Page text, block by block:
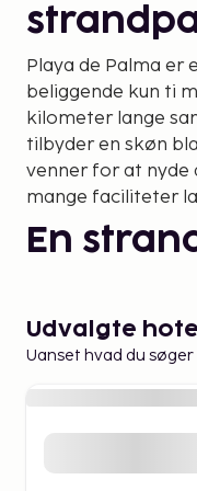
Playa de Palma er
beliggende kun ti
kilometer lange
tilbyder en skøn
venner for at nyde
mange faciliteter
En
leg i sandet. For
paddleboarding,
nemt at
Udvalgte
Uanset hvad du